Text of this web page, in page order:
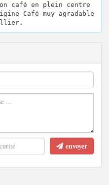
café en plein centre
Café muy agradable
envoyer